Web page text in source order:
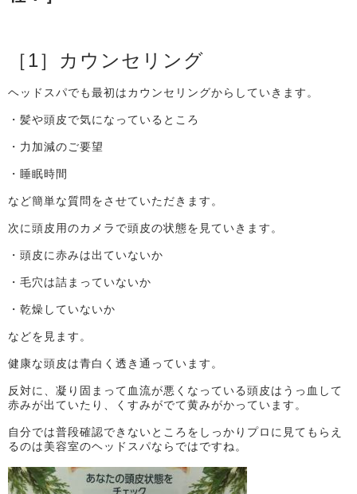
［1］カウンセリング
ヘッドスパでも最初はカウンセリングからしていきます。
・髪や頭皮で気になっているところ
・力加減のご要望
・睡眠時間
など簡単な質問をさせていただきます。
次に頭皮用のカメラで頭皮の状態を見ていきます。
・頭皮に赤みは出ていないか
・毛穴は詰まっていないか
・乾燥していないか
などを見ます。
健康な頭皮は青白く透き通っています。
反対に、凝り固まって血流が悪くなっている頭皮はうっ血して
赤みが出ていたり、くすみがでて黄みがかっています。
自分では普段確認できないところをしっかりプロに見てもらえ
るのは美容室のヘッドスパならではですね。